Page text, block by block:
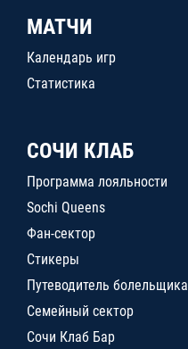
МАТЧИ
Календарь игр
Статистика
СОЧИ КЛАБ
Программа лояльности
Sochi Queens
Фан-сектор
Стикеры
Путеводитель болельщика
Семейный сектор
Сочи Клаб Бар